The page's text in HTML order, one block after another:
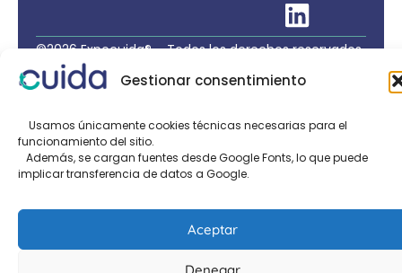
Gestionar consentimiento
Usamos únicamente cookies técnicas necesarias para el
funcionamiento del sitio.
Además, se cargan fuentes desde Google Fonts, lo que puede
implicar transferencia de datos a Google.
Aceptar
Denegar
©2026 Expocuida® – Todos los derechos reservados
Organiza: PROFEI SL – NIF: B60035490 – Registro
Política de Privacidad de Datos/ Política de Cookies
/Aviso legal